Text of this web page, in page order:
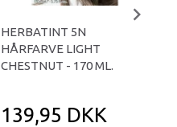
HERBATINT 5N
HÅRFARVE LIGHT
CHESTNUT - 170 ML.
139,95 DKK